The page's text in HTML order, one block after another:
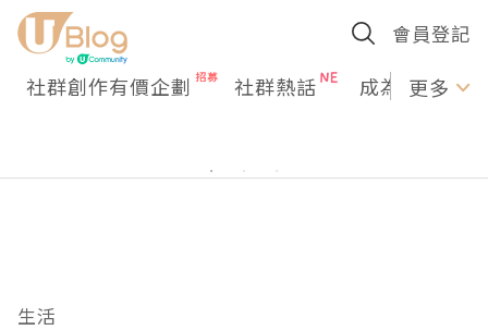
會員登記
社群創作有價企劃 社群熱話 成為U更多
生活